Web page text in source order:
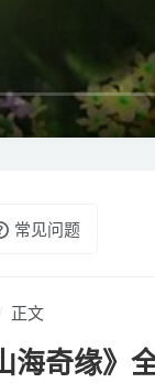
常见问题
正文
奇缘》